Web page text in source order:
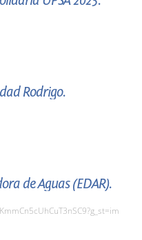
Rodrigo.
de Aguas (EDAR).